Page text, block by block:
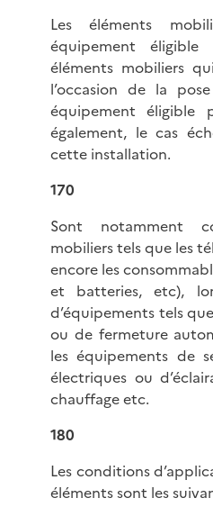
Les éléments
équipement éligible
éléments mobiliers
l’occasion de la
équipement éligible
également, le cas
cette installation.
170
Sont notamment
mobiliers tels que les
encore les
et batteries, etc),
d’équipements tels
ou de fermeture
les équipements de
électriques ou
chauffage etc.
180
Les conditions
éléments sont les